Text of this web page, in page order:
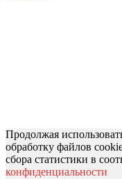
Продолжая
обработку файлов
сбора статистики в
конфиденциальности